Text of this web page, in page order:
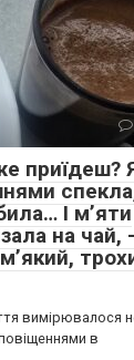
приїдеш?
І м’яти
на чай,
вимірювалося
в